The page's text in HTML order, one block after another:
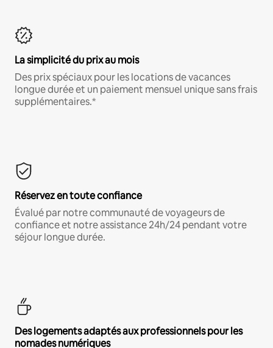
La simplicité du prix au mois
Des prix spéciaux pour les locations de vacances
longue durée et un paiement mensuel unique sans frais
supplémentaires.*
Réservez en toute confiance
Évalué par notre communauté de voyageurs de
confiance et notre assistance 24h/24 pendant votre
séjour longue durée.
Des logements adaptés aux professionnels pour les
nomades numériques